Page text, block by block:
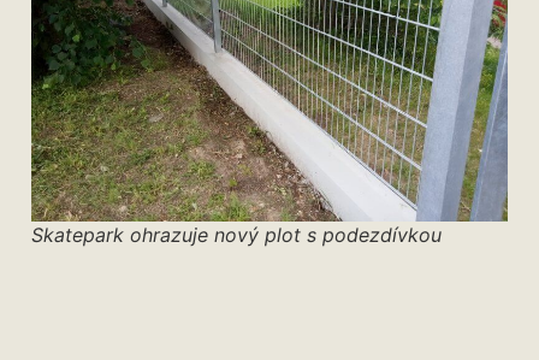
Skatepark ohrazuje nový plot s podezdívkou